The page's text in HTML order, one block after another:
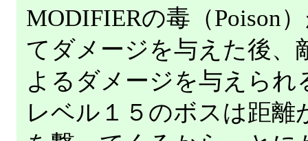
MODIFIERの毒（Poison
てダメージを与えた後、
よるダメージを与えられ
レベル１５のボスは距離